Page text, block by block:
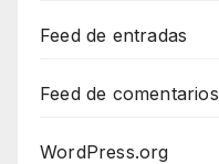
Feed de entradas
Feed de comentarios
WordPress.org